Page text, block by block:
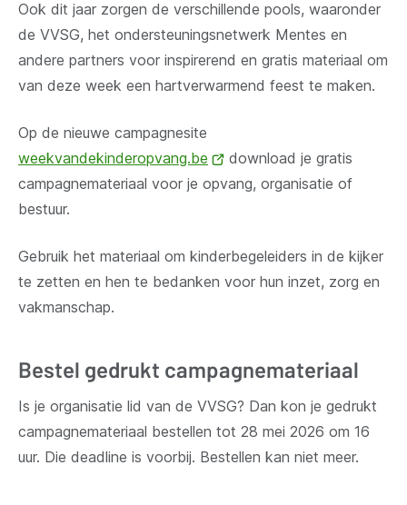
Ook dit jaar zorgen de verschillende pools, waaronder
de VVSG, het ondersteuningsnetwerk Mentes en
andere partners voor inspirerend en gratis materiaal om
van deze week een hartverwarmend feest te maken.
Op de nieuwe campagnesite
weekvandekinderopvang.be
(opent
nieuw
download je gratis
campagnemateriaal voor je opvang, organisatie of
bestuur.
Gebruik het materiaal om kinderbegeleiders in de kijker
te zetten en hen te bedanken voor hun inzet, zorg en
vakmanschap.
Bestel gedrukt campagnemateriaal
Is je organisatie lid van de VVSG? Dan kon je gedrukt
campagnemateriaal bestellen tot 28 mei 2026 om 16
uur. Die deadline is voorbij. Bestellen kan niet meer.